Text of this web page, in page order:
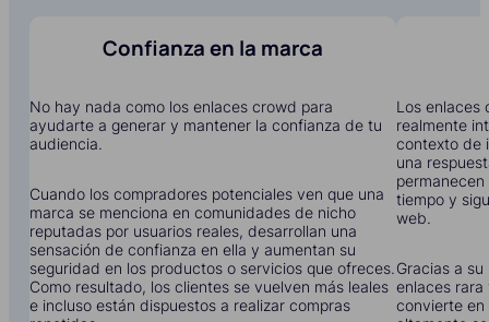
Confianza en la marca
No hay nada como los enlaces crowd para
ayudarte a generar y mantener la confianza de tu
audiencia.
Cuando los compradores potenciales ven que una
marca se menciona en comunidades de nicho
reputadas por usuarios reales, desarrollan una
sensación de confianza en ella y aumentan su
seguridad en los productos o servicios que ofreces.
Como resultado, los clientes se vuelven más leales
e incluso están dispuestos a realizar compras
Los enlaces
realmente
contexto de
una
tiempo y
web.
Gracias a
enlaces rara
convierte en